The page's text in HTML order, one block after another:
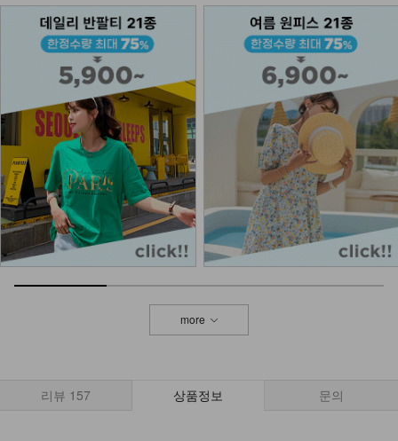
more
리뷰 157 상품정보 문의